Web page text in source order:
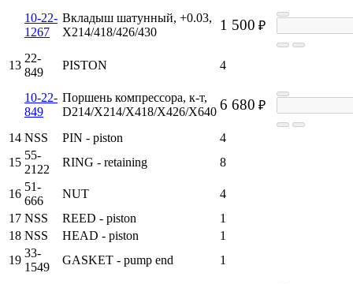
10-22-
1267
Вкладыш шатунный, +0.03,
X214/418/426/430
1 500 ₽
13
22-
849
PISTON 4
10-22-
849
Поршень компрессора, к-т,
D214/X214/X418/X426/X640 6 680 ₽
14 NSS PIN - piston
4
15
55-
2122
RING - retaining 8
16
51-
666
NUT
4
17 NSS REED - piston
1
18 NSS HEAD - piston
1
19
33-
1549
GASKET - pump end 1